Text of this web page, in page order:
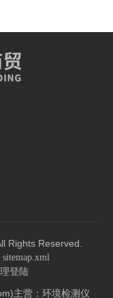
Rights Reserved.
sitemap.xml
登陆
主营：环境检测仪